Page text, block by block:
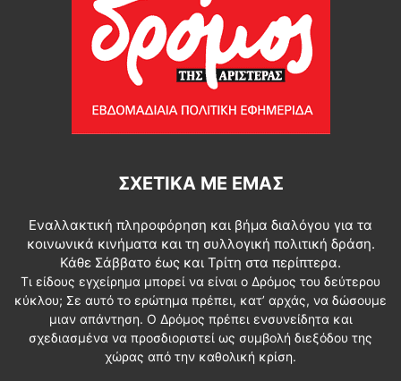
ΣΧΕΤΙΚΆ ΜΕ ΕΜΆΣ
Εναλλακτική πληροφόρηση και βήμα διαλόγου για τα
κοινωνικά κινήματα και τη συλλογική πολιτική δράση.
Κάθε Σάββατο έως και Τρίτη στα περίπτερα.
Τι είδους εγχείρημα μπορεί να είναι ο Δρόμος του δεύτερου
κύκλου; Σε αυτό το ερώτημα πρέπει, κατ’ αρχάς, να δώσουμε
μιαν απάντηση. Ο Δρόμος πρέπει ενσυνείδητα και
σχεδιασμένα να προσδιοριστεί ως συμβολή διεξόδου της
χώρας από την καθολική κρίση.